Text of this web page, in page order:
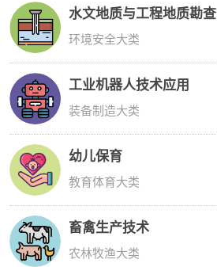
水文地质与工程地质勘查
环境安全大类
工业机器人技术应用
装备制造大类
幼儿保育
教育体育大类
畜禽生产技术
农林牧渔大类